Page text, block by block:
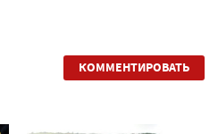
КОММЕНТИРОВАТЬ